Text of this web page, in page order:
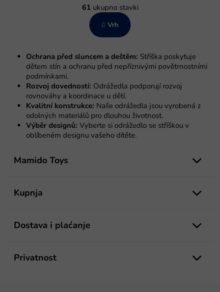
o
t
r
l
e
i
s
t
a
n
j
a
i
n
a
i
a
61 ukupno stavki
Vrh
Ochrana před sluncem a deštěm: Stříška poskytuje
dětem stín a ochranu před nepříznivými povětrnostními
podmínkami.
Rozvoj dovedností: Odrážedla podporují rozvoj
rovnováhy a koordinace u dětí.
Kvalitní konstrukce: Naše odrážedla jsou vyrobená z
odolných materiálů pro dlouhou životnost.
Výběr designů: Vyberte si odrážedlo se stříškou v
oblíbeném designu vašeho dítěte.
Mamido Toys
Kupnja
Dostava i plaćanje
Privatnost